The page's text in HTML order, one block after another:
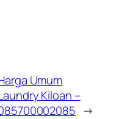
Umum
Kiloan –
→